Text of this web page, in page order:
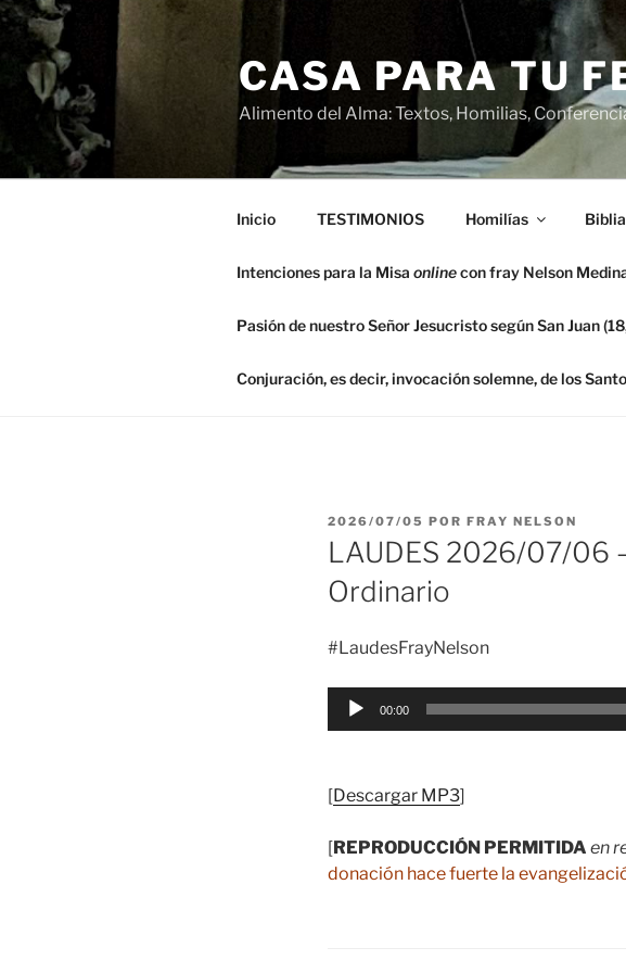
Saltar
contenido
CASA PARA TU
Alimento del Alma: Textos, Homilias,
Inicio TESTIMONIOS Homilías Biblia
Intenciones para la Misa onlinecon fray Nelson
Pasión de nuestro Señor Jesucristo según San Juan
Conjuración, es decir, invocación solemne, de los
PUBLICADO
EL
2026/07/05 POR FRAY NELSON
LAUDES 2026/07/06
Ordinario
#LaudesFrayNelson
Reproductor
00:00
[Descargar MP3]
[REPRODUCCIÓN PERMITIDA en
donación hace fuerte la